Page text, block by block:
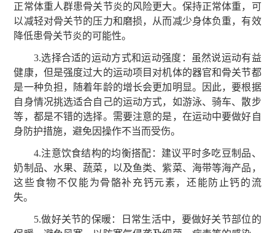
正常体重人群患骨关节炎的风险更大。保持正常体重，可
以减轻对骨关节的压力和磨损，从而减少身体负重，有效
降低患骨关节炎的可能性。
3.选择合适的运动方式和运动强度：虽然说运动有益
健康，但是强度过大的运动项目对机体的器官和骨关节都
是一种负担，随着年龄的增长会更加明显。因此，要根据
自身情况挑选适合自己的运动方式，如游泳、骑车、散步
等，都是不错的选择。需要注意的是，在运动中要做好自
身防护措施，避免因操作不当而受伤。
4.注意饮食结构的均衡搭配：建议平时多吃豆制品、
奶制品、水果、蔬菜，以及鱼类、紫菜、海带等海产品，
这些食物不仅能为骨骼补充钙元素，还能防止钙的流
失。
5.做好关节的保暖：日常生活中，要做好关节部位的